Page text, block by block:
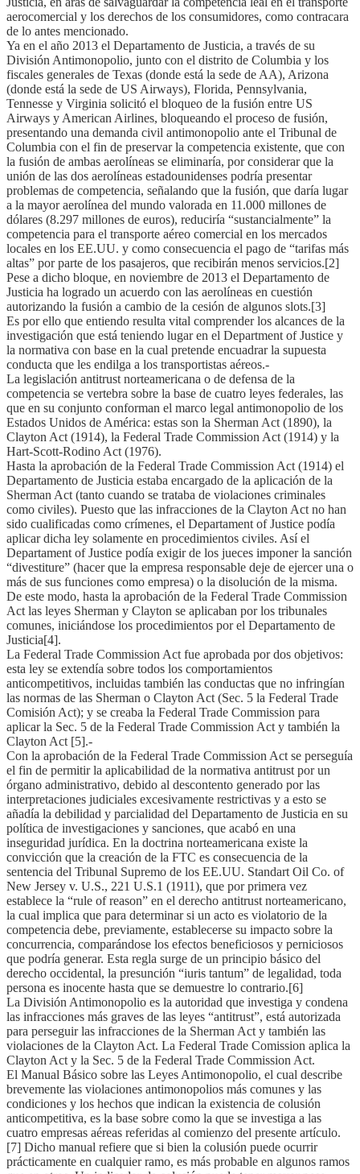
aerocomercial y los derechos de los consumidores, como contracara
de lo antes mencionado.
Ya en el año 2013 el Departamento de Justicia, a través de su
División Antimonopolio, junto con el distrito de Columbia y los
fiscales generales de Texas (donde está la sede de AA), Arizona
(donde está la sede de US Airways), Florida, Pennsylvania,
Tennesse y Virginia solicitó el bloqueo de la fusión entre US
Airways y American Airlines, bloqueando el proceso de fusión,
presentando una demanda civil antimonopolio ante el Tribunal de
Columbia con el fin de preservar la competencia existente, que con
la fusión de ambas aerolíneas se eliminaría, por considerar que la
unión de las dos aerolíneas estadounidenses podría presentar
problemas de competencia, señalando que la fusión, que daría lugar
a la mayor aerolínea del mundo valorada en 11.000 millones de
dólares (8.297 millones de euros), reduciría “sustancialmente” la
competencia para el transporte aéreo comercial en los mercados
locales en los EE.UU. y como consecuencia el pago de “tarifas más
altas” por parte de los pasajeros, que recibirán menos servicios.[2]
Pese a dicho bloque, en noviembre de 2013 el Departamento de
Justicia ha logrado un acuerdo con las aerolíneas en cuestión
autorizando la fusión a cambio de la cesión de algunos slots.[3]
Es por ello que entiendo resulta vital comprender los alcances de la
investigación que está teniendo lugar en el Department of Justice y
la normativa con base en la cual pretende encuadrar la supuesta
conducta que les endilga a los transportistas aéreos.-
La legislación antitrust norteamericana o de defensa de la
competencia se vertebra sobre la base de cuatro leyes federales, las
que en su conjunto conforman el marco legal antimonopolio de los
Estados Unidos de América: estas son la Sherman Act (1890), la
Clayton Act (1914), la Federal Trade Commission Act (1914) y la
Hart-Scott-Rodino Act (1976).
Hasta la aprobación de la Federal Trade Commission Act (1914) el
Departamento de Justicia estaba encargado de la aplicación de la
Sherman Act (tanto cuando se trataba de violaciones criminales
como civiles). Puesto que las infracciones de la Clayton Act no han
sido cualificadas como crímenes, el Departament of Justice podía
aplicar dicha ley solamente en procedimientos civiles. Así el
Departament of Justice podía exigir de los jueces imponer la sanción
“divestiture” (hacer que la empresa responsable deje de ejercer una o
más de sus funciones como empresa) o la disolución de la misma.
De este modo, hasta la aprobación de la Federal Trade Commission
Act las leyes Sherman y Clayton se aplicaban por los tribunales
comunes, iniciándose los procedimientos por el Departamento de
Justicia[4].
La Federal Trade Commission Act fue aprobada por dos objetivos:
esta ley se extendía sobre todos los comportamientos
anticompetitivos, incluidas también las conductas que no infringían
las normas de las Sherman o Clayton Act (Sec. 5 la Federal Trade
Comisión Act); y se creaba la Federal Trade Commission para
aplicar la Sec. 5 de la Federal Trade Commission Act y también la
Clayton Act [5].-
Con la aprobación de la Federal Trade Commission Act se perseguía
el fin de permitir la aplicabilidad de la normativa antitrust por un
órgano administrativo, debido al descontento generado por las
interpretaciones judiciales excesivamente restrictivas y a esto se
añadía la debilidad y parcialidad del Departamento de Justicia en su
política de investigaciones y sanciones, que acabó en una
inseguridad jurídica. En la doctrina norteamericana existe la
convicción que la creación de la FTC es consecuencia de la
sentencia del Tribunal Supremo de los EE.UU. Standart Oil Co. of
New Jersey v. U.S., 221 U.S.1 (1911), que por primera vez
establece la “rule of reason” en el derecho antitrust norteamericano,
la cual implica que para determinar si un acto es violatorio de la
competencia debe, previamente, establecerse su impacto sobre la
concurrencia, comparándose los efectos beneficiosos y perniciosos
que podría generar. Esta regla surge de un principio básico del
derecho occidental, la presunción “iuris tantum” de legalidad, toda
persona es inocente hasta que se demuestre lo contrario.[6]
La División Antimonopolio es la autoridad que investiga y condena
las infracciones más graves de las leyes “antitrust”, está autorizada
para perseguir las infracciones de la Sherman Act y también las
violaciones de la Clayton Act. La Federal Trade Comission aplica la
Clayton Act y la Sec. 5 de la Federal Trade Commission Act.
El Manual Básico sobre las Leyes Antimonopolio, el cual describe
brevemente las violaciones antimonopolios más comunes y las
condiciones y los hechos que indican la existencia de colusión
anticompetitiva, es la base sobre como la que se investiga a las
cuatro empresas aéreas referidas al comienzo del presente artículo.
[7] Dicho manual refiere que si bien la colusión puede ocurrir
prácticamente en cualquier ramo, es más probable en algunos ramos